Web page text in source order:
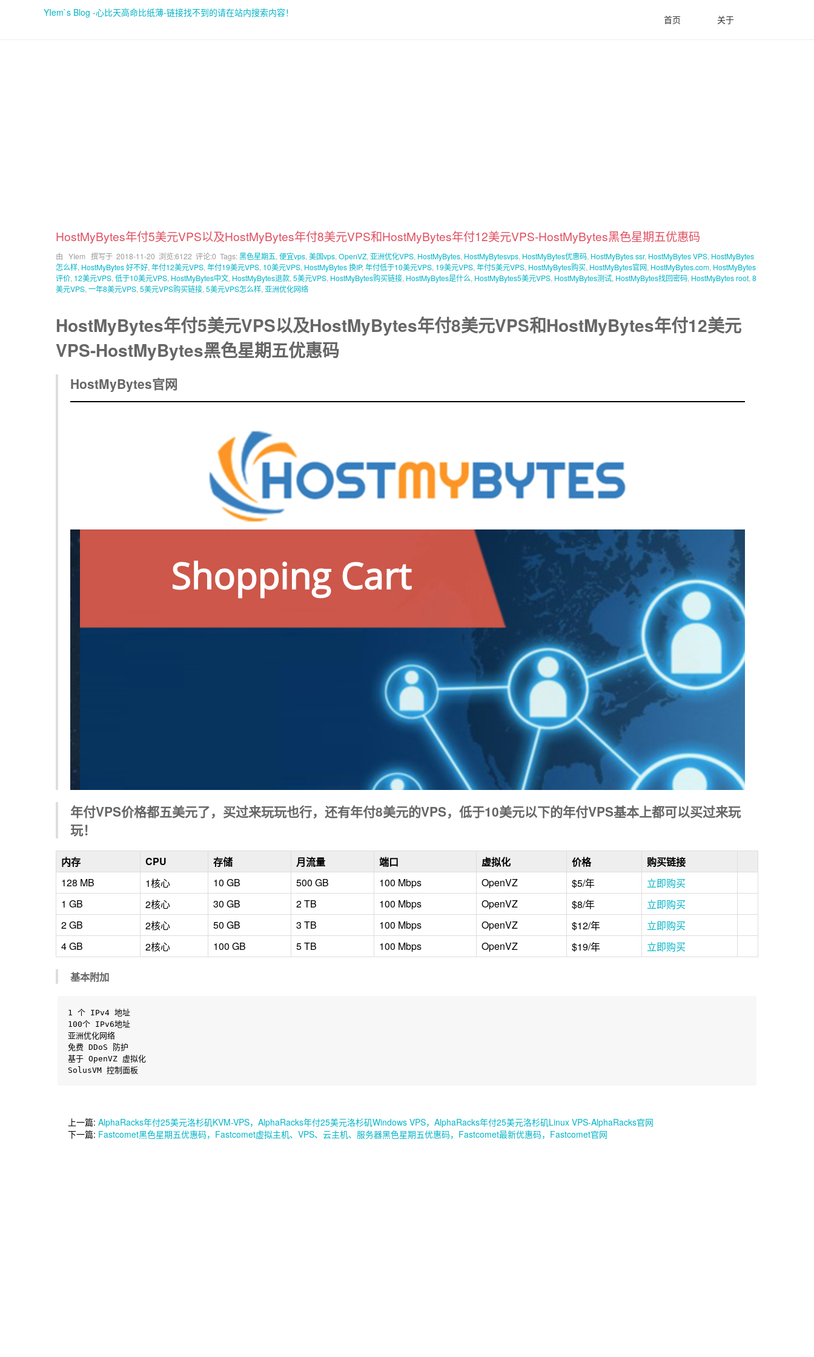
YIem`s Blog -心比天高命比纸薄-链接找不到的请在站内搜索内容！
首页 关于
HostMyBytes年付5美元VPS以及HostMyBytes年付8美元VPS和HostMyBytes年付12美元VPS-HostMyBytes黑色星期五优惠码
由 YIem 撰写于 2018-11-20 浏览:6122 评论:0 Tags:黑色星期五, 便宜vps, 美国vps, OpenVZ, 亚洲优化VPS, HostMyBytes, HostMyBytesvps, HostMyBytes优惠码, HostMyBytes ssr, HostMyBytes VPS, HostMyBytes
怎么样, HostMyBytes 好不好, 年付12美元VPS, 年付19美元VPS, 10美元VPS, HostMyBytes 换IP, 年付低于10美元VPS, 19美元VPS, 年付5美元VPS, HostMyBytes购买, HostMyBytes官网, HostMyBytes.com, HostMyBytes
评价, 12美元VPS, 低于10美元VPS, HostMyBytes中文, HostMyBytes退款, 5美元VPS, HostMyBytes购买链接, HostMyBytes是什么, HostMyBytes5美元VPS, HostMyBytes测试, HostMyBytes找回密码, HostMyBytes root, 8
美元VPS, 一年8美元VPS, 5美元VPS购买链接, 5美元VPS怎么样, 亚洲优化网络
HostMyBytes年付5美元VPS以及HostMyBytes年付8美元VPS和HostMyBytes年付12美元
VPS-HostMyBytes黑色星期五优惠码
HostMyBytes官网
年付VPS价格都五美元了，买过来玩玩也行，还有年付8美元的VPS，低于10美元以下的年付VPS基本上都可以买过来玩
玩！
内存 CPU 存储 月流量 端口 虚拟化 价格
购买链接
128 MB
1核心 10 GB 500 GB 100 Mbps OpenVZ $5/年
立即购买
1 GB
2核心 30 GB 2 TB 100 Mbps OpenVZ $8/年
立即购买
2 GB
2核心 50 GB 3 TB 100 Mbps OpenVZ $12/年
立即购买
4 GB
2核心 100 GB 5 TB 100 Mbps OpenVZ $19/年 立即购买
基本附加
1 个 IPv4 地址
100个 IPv6地址
亚洲优化网络
免费 DDoS 防护
基于 OpenVZ 虚拟化
SolusVM 控制面板
上一篇: AlphaRacks年付25美元洛杉矶KVM-VPS，AlphaRacks年付25美元洛杉矶Windows VPS，AlphaRacks年付25美元洛杉矶Linux VPS-AlphaRacks官网
下一篇: Fastcomet黑色星期五优惠码，Fastcomet虚拟主机、VPS、云主机、服务器黑色星期五优惠码，Fastcomet最新优惠码，Fastcomet官网